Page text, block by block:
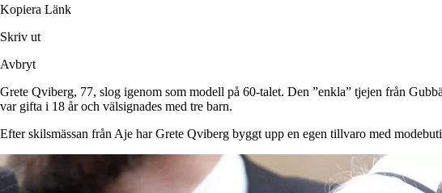
Kopiera Länk
Skriv ut
Avbryt
Grete Qviberg, 77, slog igenom som modell på 60-talet. Den ”enkla” tjejen från
var gifta i 18 år och välsignades med tre barn.
Efter skilsmässan från Aje har Grete Qviberg byggt upp en egen tillvaro med